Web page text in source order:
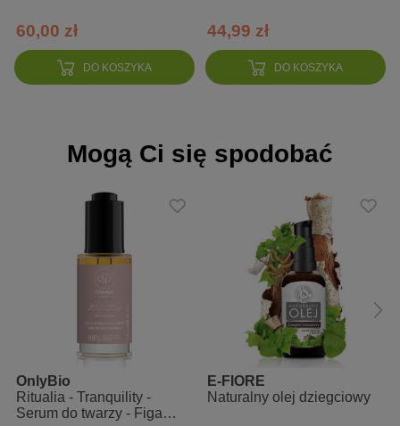
tłuszczowych (ponad 90%) w postaci kwasu oleinowego
(Omega-9) i linolowego (Omega-6), bardzo dużą ilość
witaminy E oraz cenne fitosterole: głównie beta-sitosterol. To
za ich sprawą olej z pestek śliwki jest jednym z najlepszych
Sposób użycia
Zaaplikuj niewielką ilość oleju na twarz, szyję lub całe ciało.
Następnie delikatnie wmasuj w skórę. Produkt nie wymaga
rozcieńczania. Olej z pestek śliwki stosowany jest najczęściej w
pielęgnacji skóry twarzy i ciała, ale świetnie sprawdza się do
pielęgnacji zniszczonych i łamliwych paznokci, a także do
zabezpieczenia rozdwojonych końcówek i zniszczonych włosów.
100% Organic Prunus Domestica Seed Oil
DO KOSZYKA
60,00 zł
DO KOSZYKA
44,99 zł
Mogą Ci się spodobać
OnlyBio
Ritualia - Tranquility -
Serum do twarzy - Figa
E-FIORE
Naturalny olej dziegciowy